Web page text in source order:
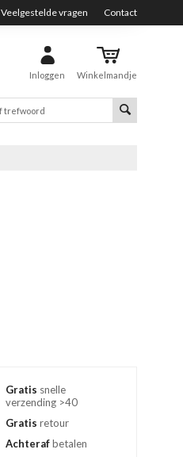
Veelgestelde vragen Contact
Inloggen Winkelmandje
Gratis snelle
verzending >40
Gratis retour
Achterafbetalen